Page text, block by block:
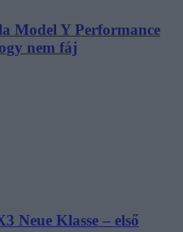
Model Y Performance
nem fáj
Neue Klasse – első